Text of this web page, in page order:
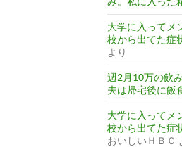
大学に入ってメ
校から出てた症
より
週2月10万の飲
夫は帰宅後に飯
大学に入ってメ
校から出てた症
おいしいＨＢＣ